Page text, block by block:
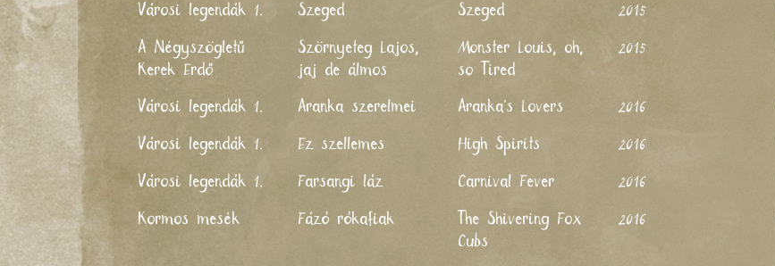
Városi legendák 1. Szeged Szeged 2015
A Négyszögletű
Kerek Erdő
Szörnyeteg Lajos,
jaj de álmos
Monster Louis, oh,
so Tired
2015
Városi legendák 1. Aranka szerelmei Aranka's Lovers 2016
Városi legendák 1. Ez szellemes High Spirits 2016
Városi legendák 1. Farsangi láz Carnival Fever 2016
Kormos mesék Fázó rókafiak
The Shivering Fox
Cubs
2016